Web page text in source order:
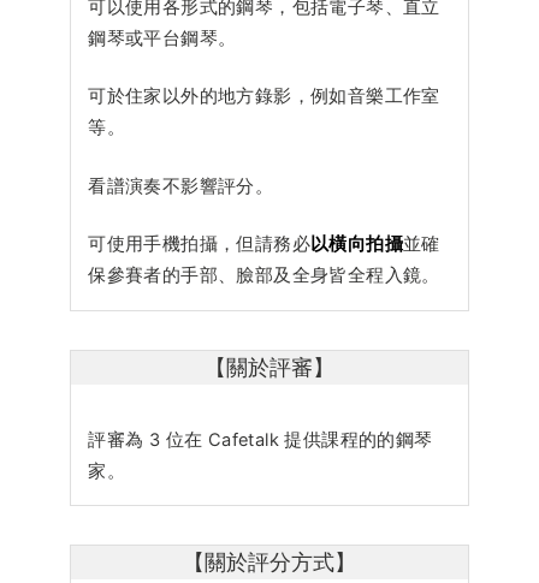
可以使用各形式的鋼琴，包括電子琴、直立
鋼琴或平台鋼琴。
可於住家以外的地方錄影，例如音樂工作室
等。
看譜演奏不影響評分。
可使用手機拍攝，但請務必以橫向拍攝並確
保參賽者的手部、臉部及全身皆全程入鏡。
【關於評審】
評審為 3 位在 Cafetalk 提供課程的的鋼琴
家。
【關於評分方式】